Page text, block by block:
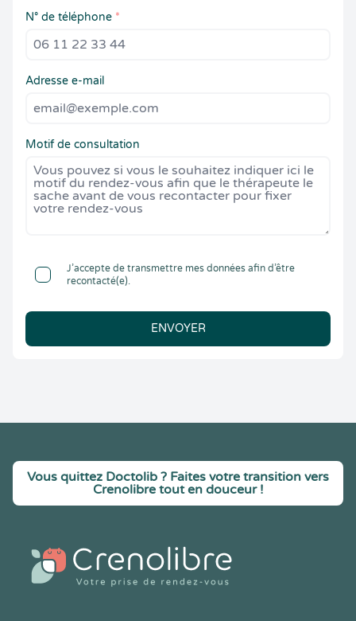
N° de téléphone *
Adresse e-mail
Motif de consultation
J’accepte de transmettre mes données afin d’être
recontacté(e).
ENVOYER
Vous quittez Doctolib ? Faites votre transition vers
Crenolibre tout en douceur !